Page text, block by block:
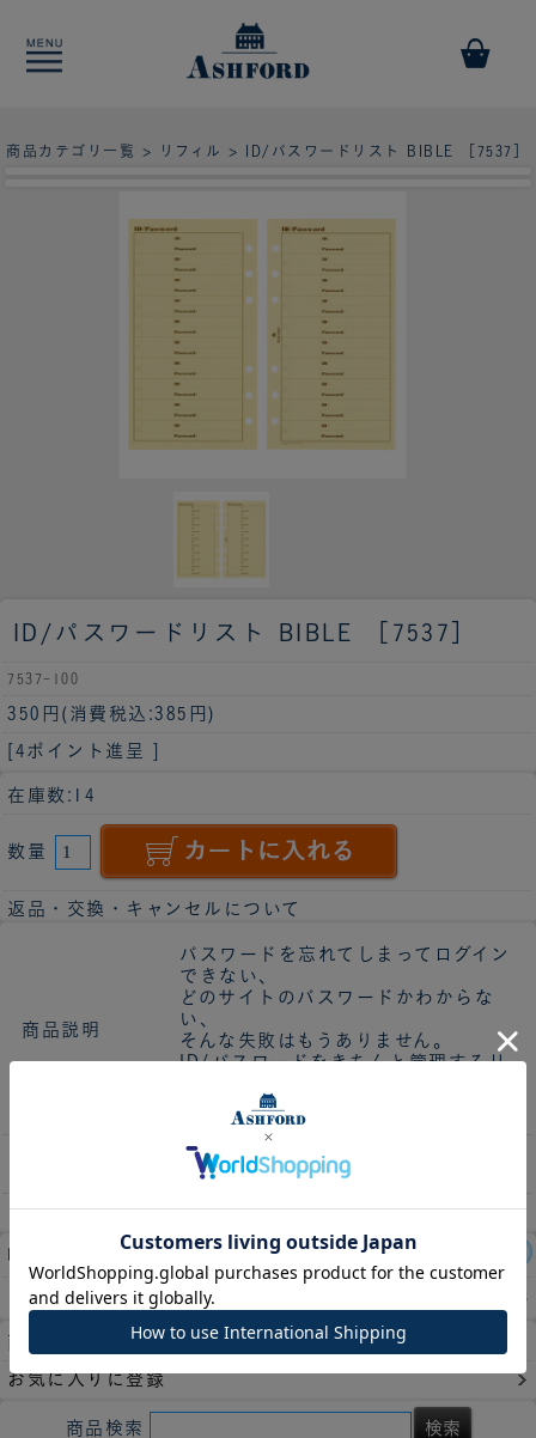
商品カテゴリ一覧 > リフィル > ID/パスワードリスト BIBLE ［7537］
ID/パスワードリスト BIBLE ［7537］
7537-100
350円 (消費税込:385円)
[4ポイント進呈 ]
在庫数:14
数量
返品・交換・キャンセルについて
商品説明
パスワードを忘れてしまってログイン
できない、
どのサイトのパスワードかわからな
い、
そんな失敗はもうありません。
ID/パスワードをきちんと管理するリ
ネット時代の必需品です。
5枚
レビュー件数： 3件
4.33
商品についてのお問い合わせ
お気に入りに登録
商品検索